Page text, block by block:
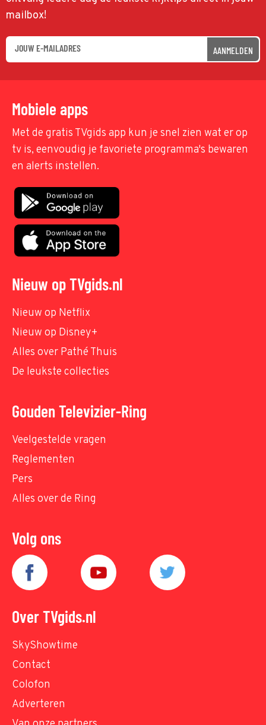
mailbox!
AANMELDEN
Mobiele apps
Met de gratis TVgids app kun je snel zien wat er op
tv is, eenvoudig je favoriete programma's bewaren
en alerts instellen.
Nieuw op TVgids.nl
Nieuw op Netflix
Nieuw op Disney+
Alles over Pathé Thuis
De leukste collecties
Gouden Televizier-Ring
Veelgestelde vragen
Reglementen
Pers
Alles over de Ring
Volg ons
Over TVgids.nl
SkyShowtime
Contact
Colofon
Adverteren